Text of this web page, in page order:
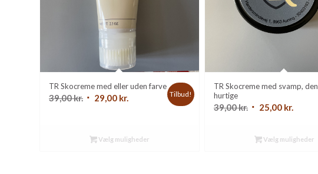
TR Skocreme med eller uden farve
39,00kr. Den
var:
29,00 kr.
er:
Tilbud!
Vælg muligheder
TR Skocreme med svamp, den
hurtige
39,00kr. Den
pris
25,00 kr.
pris
Vælg muligheder